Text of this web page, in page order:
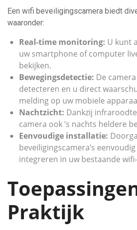
Een wifi beveiligingscamera biedt
waaronder:
Real-time monitoring: U kunt
uw smartphone of computer
bekijken.
Bewegingsdetectie: De
detecteren en u direct
melding op uw mobiele
Nachtzicht: Dankzij
camera ook ’s nachts heldere
Eenvoudige installatie:
beveiligingscamera’s
integreren in uw bestaande
Praktijk